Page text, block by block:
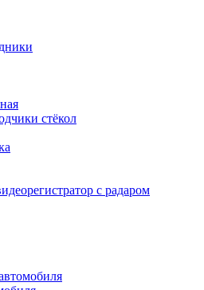
стёкол
с радаром